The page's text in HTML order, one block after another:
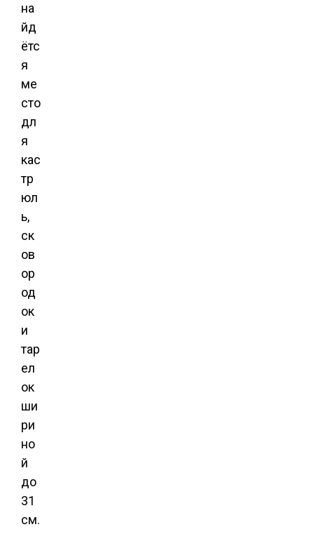
на
йд
ётс
я
ме
сто
дл
я
кас
тр
юл
ь,
ск
ов
ор
од
ок
и
тар
ел
ок
ши
ри
но
й
до
31
см.